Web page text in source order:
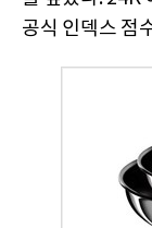
공식 인덱스 점